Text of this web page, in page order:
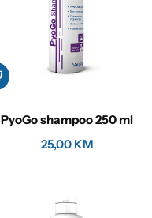
PyoGo shampoo 250 ml
25,00 KM